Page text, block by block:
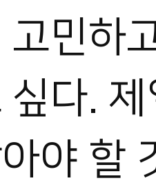
고민하
싶다.
야 할